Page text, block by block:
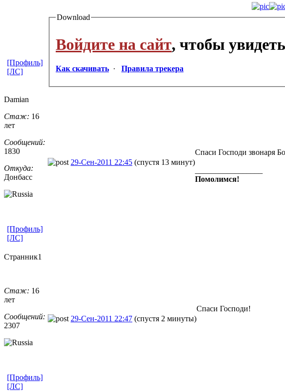
Download
Войдите на сайт, чтобы
Как скачивать · Правила трекера
[Профиль]
[ЛС]
Damian
Стаж: 16
лет
Сообщений:
1830
Откуда:
Донбасс
29-Сен-2011 22:45 (спустя 13 минут)
Спаси Господи звонаря
Помолимся!
[Профиль]
[ЛС]
Странник1
Стаж: 16
лет
Сообщений:
2307
29-Сен-2011 22:47 (спустя 2 минуты)
Спаси Господи!
[Профиль]
[ЛС]